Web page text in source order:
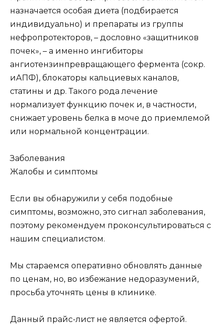
назначается особая диета (подбирается
индивидуально) и препараты из группы
нефропротекторов, – дословно «защитников
почек», – а именно ингибиторы
ангиотензинпревращающего фермента (сокр.
иАПФ), блокаторы кальциевых каналов,
статины и др. Такого рода лечение
нормализует функцию почек и, в частности,
снижает уровень белка в моче до приемлемой
или нормальной концентрации.
Заболевания
Жалобы и симптомы
Если вы обнаружили у себя подобные
симптомы, возможно, это сигнал заболевания,
поэтому рекомендуем проконсультироваться с
нашим специалистом.
Мы стараемся оперативно обновлять данные
по ценам, но, во избежание недоразумений,
просьба уточнять цены в клинике.
Данный прайс-лист не является офертой.